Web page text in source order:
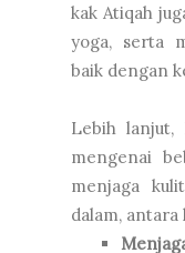
kak Atiqah
yoga, serta
baik dengan
Lebih lanjut,
mengenai
menjaga
dalam, antara